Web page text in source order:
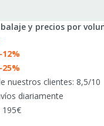
y precios por
-12%
-25%
nuestros clientes: 8,5/10
diariamente
195€